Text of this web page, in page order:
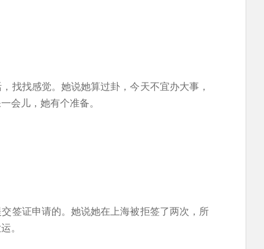
找找感觉。她说她算过卦，今天不宜办大事，
会儿，她有个准备。
签证申请的。她说她在上海被拒签了两次，所
。